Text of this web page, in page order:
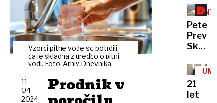
Vzorci pitne vode so potrdili,
da je skladna z uredbo o pitni
vodi. Foto: Arhiv Dnevnika
Prodnik v
11.
04.
2024,
Peter
Prevc:
policaji
niso
dela
21
let